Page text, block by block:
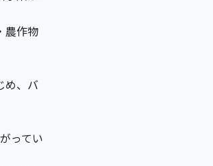
農作物
め、バ
ってい